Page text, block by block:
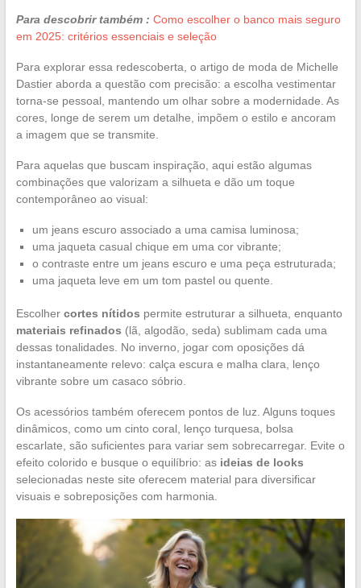
Para descobrir também : Como escolher o banco mais seguro
em 2025: critérios essenciais e seleção
Para explorar essa redescoberta, o artigo de moda de Michelle
Dastier aborda a questão com precisão: a escolha vestimentar
torna-se pessoal, mantendo um olhar sobre a modernidade. As
cores, longe de serem um detalhe, impõem o estilo e ancoram
a imagem que se transmite.
Para aquelas que buscam inspiração, aqui estão algumas
combinações que valorizam a silhueta e dão um toque
contemporâneo ao visual:
um jeans escuro associado a uma camisa luminosa;
uma jaqueta casual chique em uma cor vibrante;
o contraste entre um jeans escuro e uma peça estruturada;
uma jaqueta leve em um tom pastel ou quente.
Escolher cortes nítidos permite estruturar a silhueta, enquanto
materiais refinados (lã, algodão, seda) sublimam cada uma
dessas tonalidades. No inverno, jogar com oposições dá
instantaneamente relevo: calça escura e malha clara, lenço
vibrante sobre um casaco sóbrio.
Os acessórios também oferecem pontos de luz. Alguns toques
dinâmicos, como um cinto coral, lenço turquesa, bolsa
escarlate, são suficientes para variar sem sobrecarregar. Evite o
efeito colorido e busque o equilíbrio: as ideias de looks
selecionadas neste site oferecem material para diversificar
visuais e sobreposições com harmonia.